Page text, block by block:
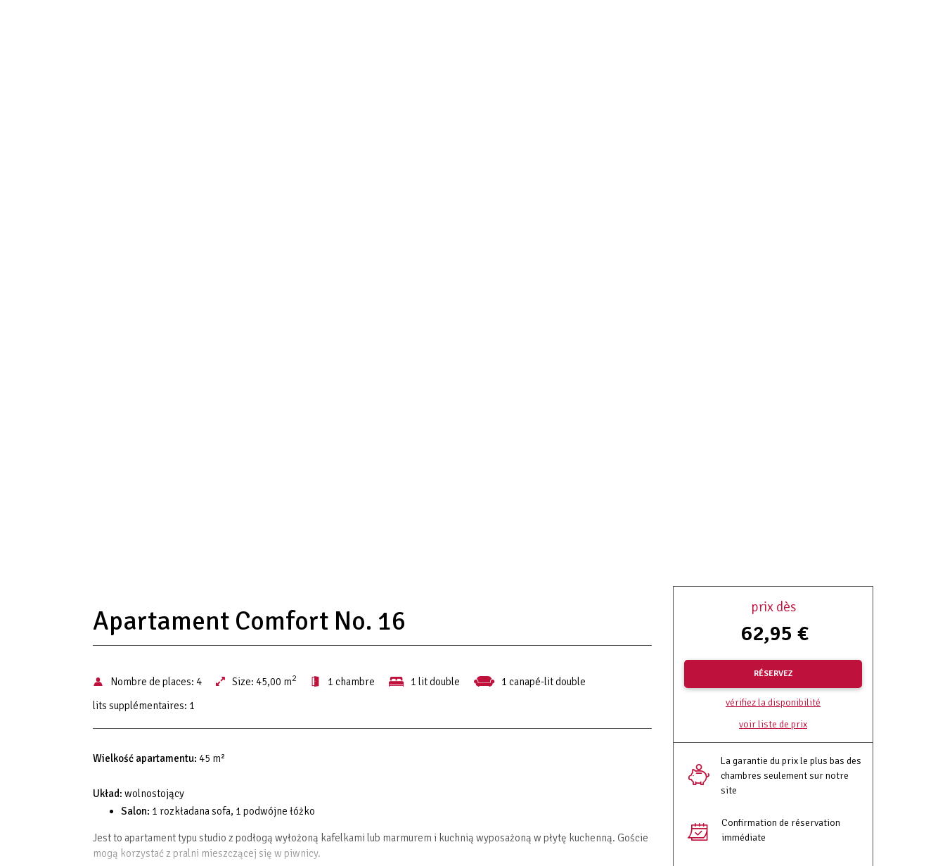
Apartament Comfort No. 16
Nombre de places: 4 Size: 45,00 m2 1 chambre 1 lit double
1 canapé-lit double
lits supplémentaires: 1
Wielkość apartamentu: 45 m²
Układ: wolnostojący
Salon: 1 rozkładana sofa, 1 podwójne łóżko
Jest to apartament typu studio z podłogą wyłożoną kafelkami lub marmurem i kuchnią wyposażoną w płytę kuchenną. Goście
mogą korzystać z pralni mieszczącej się w piwnicy.
prix dès
62,95 €
RÉSERVEZ
vérifiez la disponibilité
voir liste de prix
La garantie du prix le plus bas des
chambres seulement sur notre
site
Confirmation de réservation
immédiate